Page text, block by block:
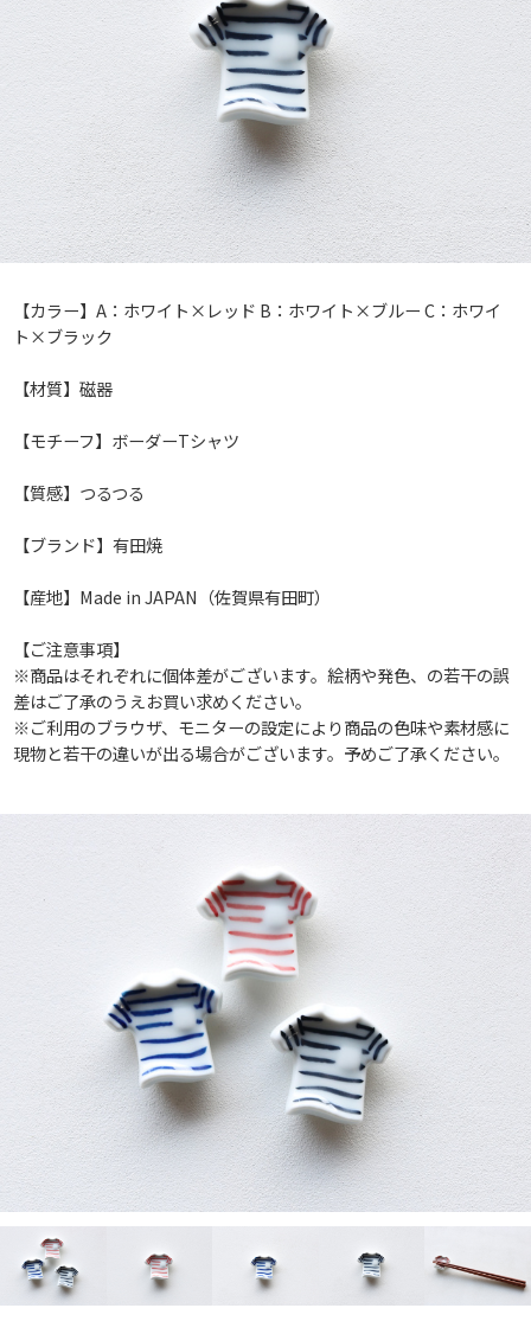
【カラー】A：ホワイト×レッド B：ホワイト×ブルー C：ホワイ
ト×ブラック
【材質】磁器
【モチーフ】ボーダーTシャツ
【質感】つるつる
【ブランド】有田焼
【産地】Made in JAPAN（佐賀県有田町）
【ご注意事項】
※商品はそれぞれに個体差がございます。絵柄や発色、の若干の誤
差はご了承のうえお買い求めください。
※ご利用のブラウザ、モニターの設定により商品の色味や素材感に
現物と若干の違いが出る場合がございます。予めご了承ください。